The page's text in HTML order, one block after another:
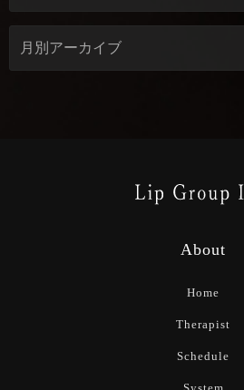
About
Home
Therapist
Schedule